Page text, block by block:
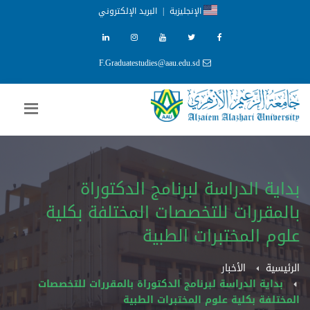
الإنجليزية | البريد الإلكتروني
F.Graduatestudies@aau.edu.sd
بداية الدراسة لبرنامج الدكتوراة
بالمقررات للتخصصات المختلفة بكلية
علوم المختبرات الطبية
الرئيسية
الأخبار
بداية الدراسة لبرنامج الدكتوراة بالمقررات للتخصصات
المختلفة بكلية علوم المختبرات الطبية